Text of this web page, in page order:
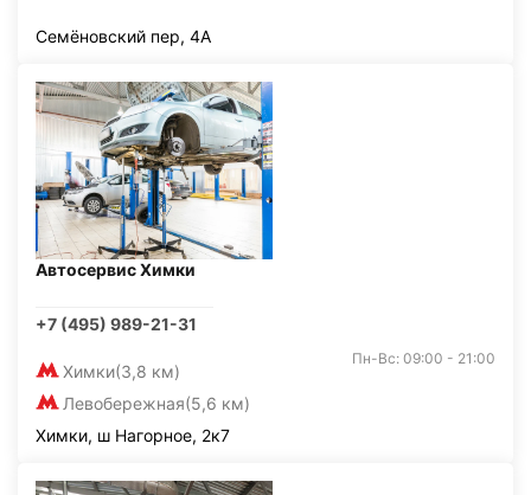
Семёновский пер, 4А
Автосервис Химки
+7 (495) 989-21-31
Химки(3,8 км)
Левобережная(5,6 км)
Пн-Вс: 09:00 - 21:00
Химки, ш Нагорное, 2к7